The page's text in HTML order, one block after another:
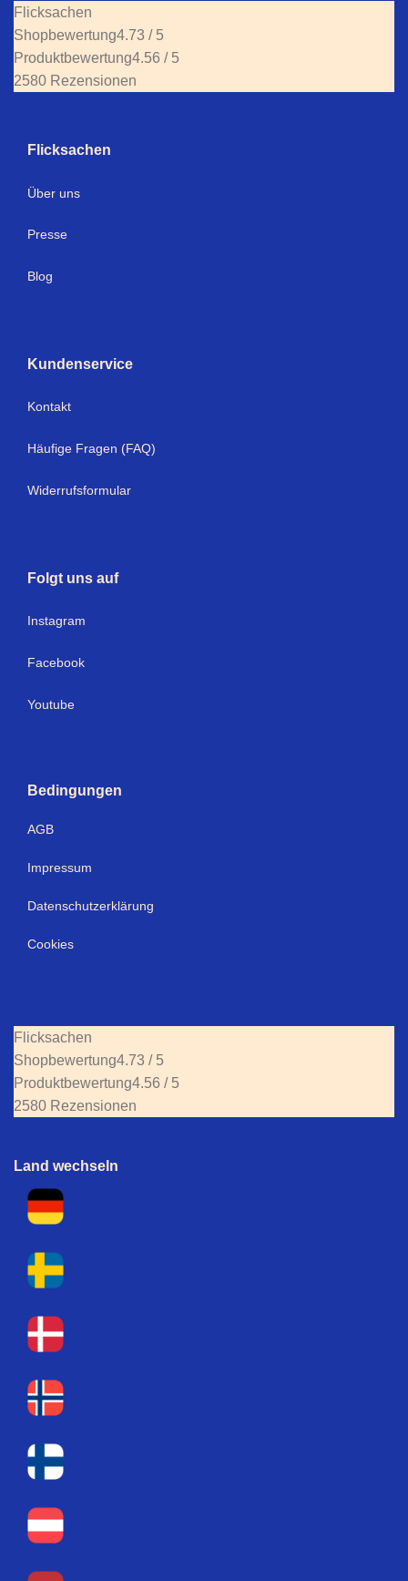
Flicksachen
Shopbewertung4.73 / 5
Produktbewertung4.56 / 5
2580 Rezensionen
Flicksachen
Über uns
Presse
Blog
Kundenservice
Kontakt
Häufige Fragen (FAQ)
Widerrufsformular
Folgt uns auf
Instagram
Facebook
Youtube
Bedingungen
AGB
Impressum
Datenschutzerklärung
Cookies
Flicksachen
Shopbewertung4.73 / 5
Produktbewertung4.56 / 5
2580 Rezensionen
Land wechseln